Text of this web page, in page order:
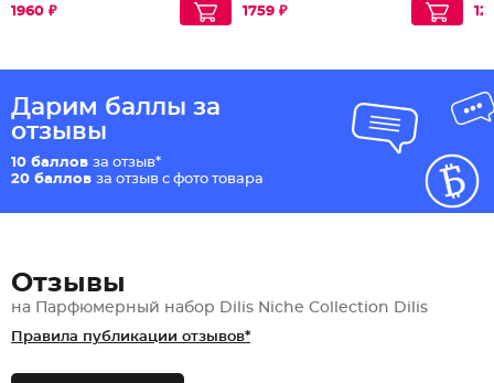
1960 ₽ 1759 ₽
Дарим баллы за
отзывы
10 баллов за отзыв*
20 баллов за отзыв с фото товара
Отзывы
на Парфюмерный набор Dilis Niche Collection Dilis
Правила публикации отзывов*